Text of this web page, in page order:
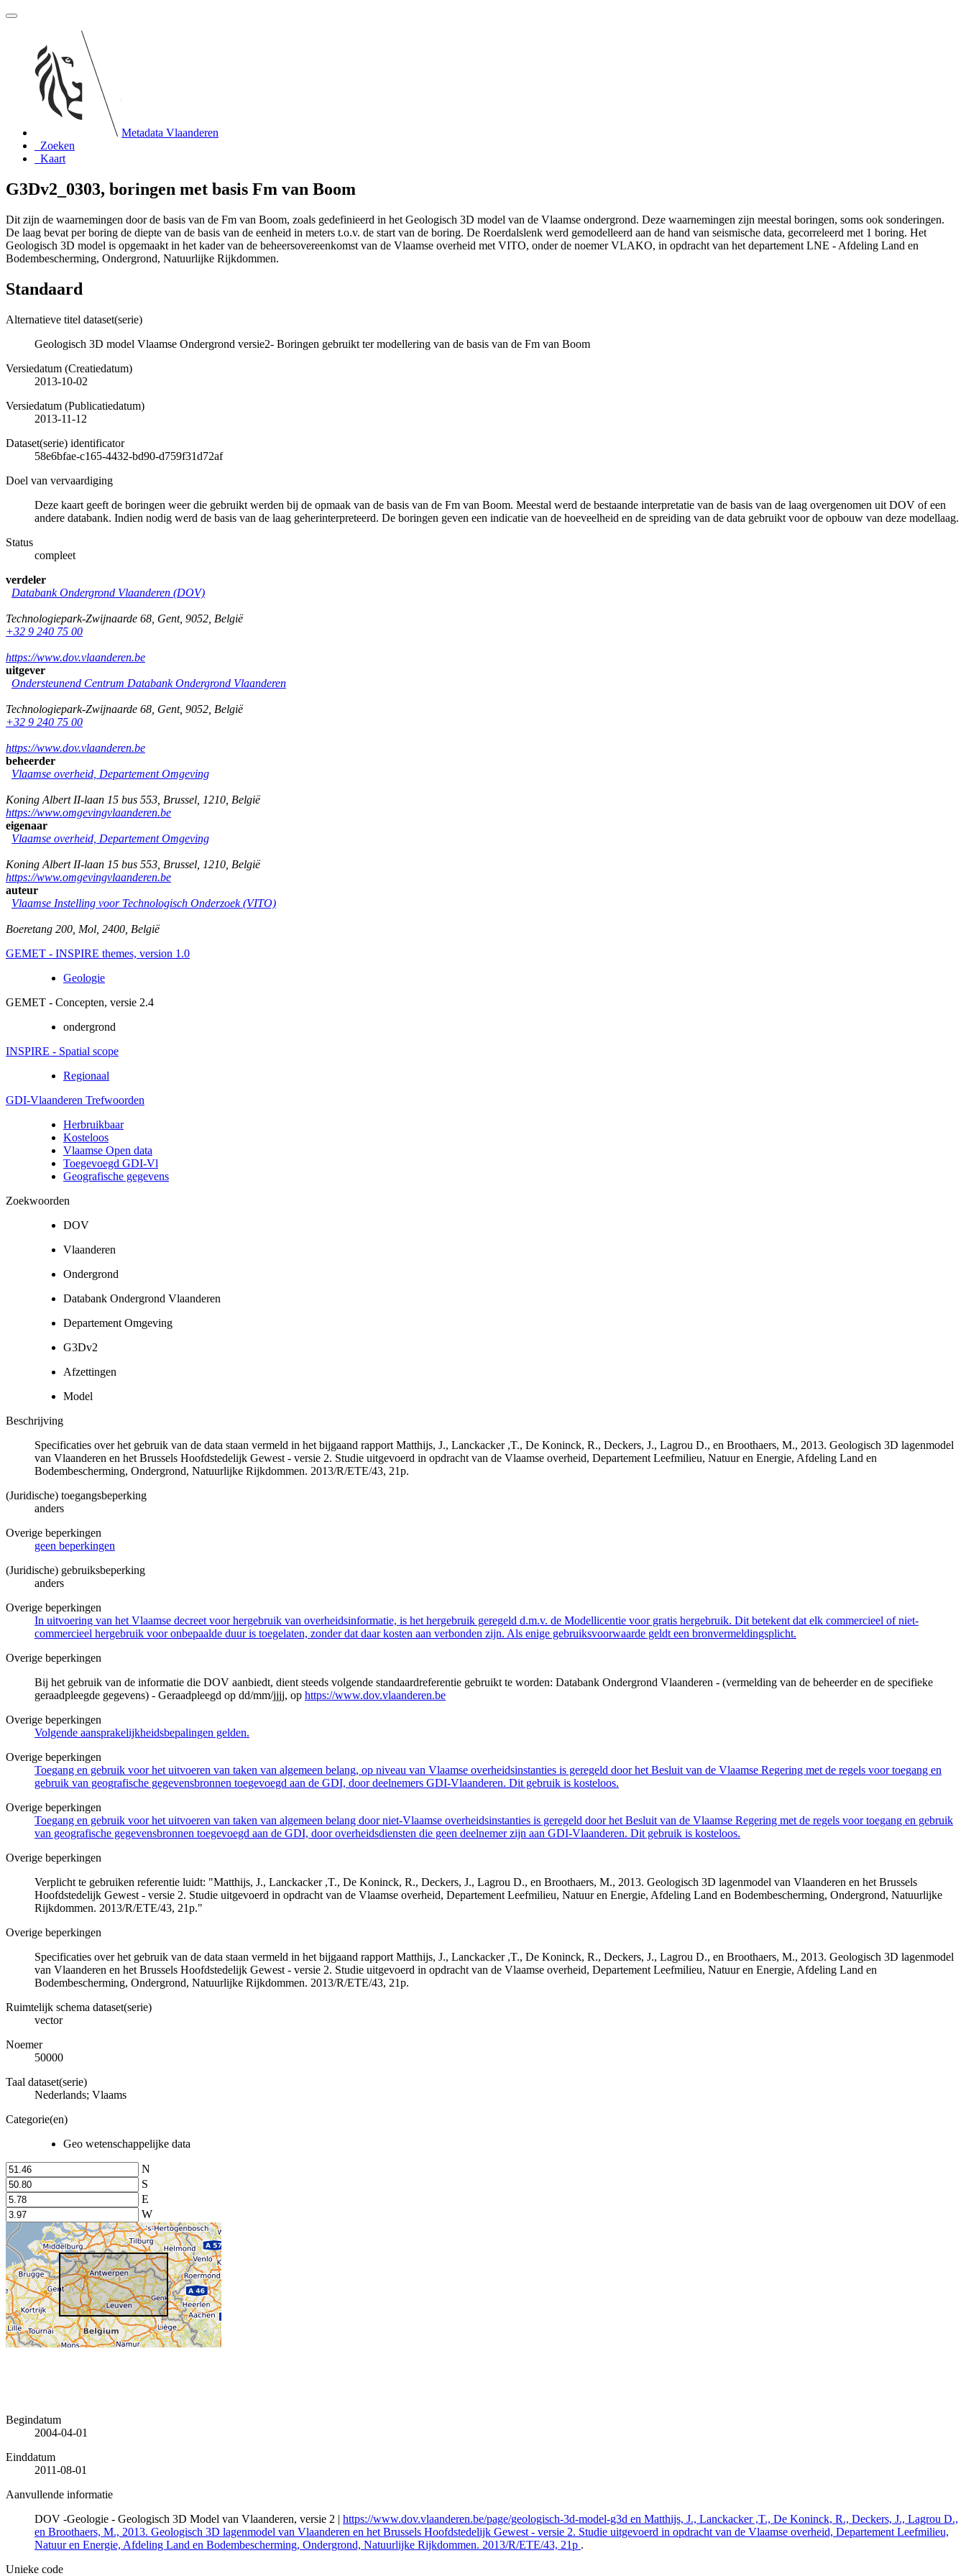
Metadata Vlaanderen
Zoeken
Kaart
G3Dv2_0303, boringen met basis Fm van Boom
Dit zijn de waarnemingen door de basis van de Fm van Boom, zoals gedefinieerd in het Geologisch 3D model van de Vlaamse ondergrond. Deze waarnemingen zijn meestal boringen, soms ook sonderingen.
De laag bevat per boring de diepte van de basis van de eenheid in meters t.o.v. de start van de boring. De Roerdalslenk werd gemodelleerd aan de hand van seismische data, gecorreleerd met 1 boring. Het
Geologisch 3D model is opgemaakt in het kader van de beheersovereenkomst van de Vlaamse overheid met VITO, onder de noemer VLAKO, in opdracht van het departement LNE - Afdeling Land en
Bodembescherming, Ondergrond, Natuurlijke Rijkdommen.
Standaard
Alternatieve titel dataset(serie)
Geologisch 3D model Vlaamse Ondergrond versie2- Boringen gebruikt ter modellering van de basis van de Fm van Boom
Versiedatum (Creatiedatum)
2013-10-02
Versiedatum (Publicatiedatum)
2013-11-12
Dataset(serie) identificator
58e6bfae-c165-4432-bd90-d759f31d72af
Doel van vervaardiging
Deze kaart geeft de boringen weer die gebruikt werden bij de opmaak van de basis van de Fm van Boom. Meestal werd de bestaande interpretatie van de basis van de laag overgenomen uit DOV of een
andere databank. Indien nodig werd de basis van de laag geherinterpreteerd. De boringen geven een indicatie van de hoeveelheid en de spreiding van de data gebruikt voor de opbouw van deze modellaag.
Status
compleet
verdeler
Databank Ondergrond Vlaanderen (DOV)
Technologiepark-Zwijnaarde 68 Gent, 9052 België
+32 9 240 75 00
https://www.dov.vlaanderen.be
uitgever
Ondersteunend Centrum Databank Ondergrond Vlaanderen
Technologiepark-Zwijnaarde 68 Gent, 9052 België
+32 9 240 75 00
https://www.dov.vlaanderen.be
beheerder
Vlaamse overheid, Departement Omgeving
Koning Albert II-laan 15 bus 553 Brussel 1210 België
https://www.omgevingvlaanderen.be
eigenaar
Vlaamse overheid, Departement Omgeving
Koning Albert II-laan 15 bus 553 Brussel 1210 België
https://www.omgevingvlaanderen.be
auteur
Vlaamse Instelling voor Technologisch Onderzoek (VITO)
Boeretang 200 Mol 2400 België
GEMET - INSPIRE themes, version 1.0
Geologie
GEMET - Concepten, versie 2.4
ondergrond
INSPIRE - Spatial scope
Regionaal
GDI-Vlaanderen Trefwoorden
Herbruikbaar
Kosteloos
Vlaamse Open data
Toegevoegd GDI-Vl
Geografische gegevens
Zoekwoorden
DOV
Vlaanderen
Ondergrond
Databank Ondergrond Vlaanderen
Departement Omgeving
G3Dv2
Afzettingen
Model
Beschrijving
Specificaties over het gebruik van de data staan vermeld in het bijgaand rapport Matthijs, J., Lanckacker ,T., De Koninck, R., Deckers, J., Lagrou D., en Broothaers, M., 2013. Geologisch 3D lagenmodel
van Vlaanderen en het Brussels Hoofdstedelijk Gewest - versie 2. Studie uitgevoerd in opdracht van de Vlaamse overheid, Departement Leefmilieu, Natuur en Energie, Afdeling Land en
Bodembescherming, Ondergrond, Natuurlijke Rijkdommen. 2013/R/ETE/43, 21p.
(Juridische) toegangsbeperking
anders
Overige beperkingen
geen beperkingen
(Juridische) gebruiksbeperking
anders
Overige beperkingen
In uitvoering van het Vlaamse decreet voor hergebruik van overheidsinformatie, is het hergebruik geregeld d.m.v. de Modellicentie voor gratis hergebruik. Dit betekent dat elk commercieel of niet-
commercieel hergebruik voor onbepaalde duur is toegelaten, zonder dat daar kosten aan verbonden zijn. Als enige gebruiksvoorwaarde geldt een bronvermeldingsplicht.
Overige beperkingen
Bij het gebruik van de informatie die DOV aanbiedt, dient steeds volgende standaardreferentie gebruikt te worden: Databank Ondergrond Vlaanderen - (vermelding van de beheerder en de specifieke
geraadpleegde gegevens) - Geraadpleegd op dd/mm/jjjj, op https://www.dov.vlaanderen.be
Overige beperkingen
Volgende aansprakelijkheidsbepalingen gelden.
Overige beperkingen
Toegang en gebruik voor het uitvoeren van taken van algemeen belang, op niveau van Vlaamse overheidsinstanties is geregeld door het Besluit van de Vlaamse Regering met de regels voor toegang en
gebruik van geografische gegevensbronnen toegevoegd aan de GDI, door deelnemers GDI-Vlaanderen. Dit gebruik is kosteloos.
Overige beperkingen
Toegang en gebruik voor het uitvoeren van taken van algemeen belang door niet-Vlaamse overheidsinstanties is geregeld door het Besluit van de Vlaamse Regering met de regels voor toegang en gebruik
van geografische gegevensbronnen toegevoegd aan de GDI, door overheidsdiensten die geen deelnemer zijn aan GDI-Vlaanderen. Dit gebruik is kosteloos.
Overige beperkingen
Verplicht te gebruiken referentie luidt: "Matthijs, J., Lanckacker ,T., De Koninck, R., Deckers, J., Lagrou D., en Broothaers, M., 2013. Geologisch 3D lagenmodel van Vlaanderen en het Brussels
Hoofdstedelijk Gewest - versie 2. Studie uitgevoerd in opdracht van de Vlaamse overheid, Departement Leefmilieu, Natuur en Energie, Afdeling Land en Bodembescherming, Ondergrond, Natuurlijke
Rijkdommen. 2013/R/ETE/43, 21p."
Overige beperkingen
Specificaties over het gebruik van de data staan vermeld in het bijgaand rapport Matthijs, J., Lanckacker ,T., De Koninck, R., Deckers, J., Lagrou D., en Broothaers, M., 2013. Geologisch 3D lagenmodel
van Vlaanderen en het Brussels Hoofdstedelijk Gewest - versie 2. Studie uitgevoerd in opdracht van de Vlaamse overheid, Departement Leefmilieu, Natuur en Energie, Afdeling Land en
Bodembescherming, Ondergrond, Natuurlijke Rijkdommen. 2013/R/ETE/43, 21p.
Ruimtelijk schema dataset(serie)
vector
Noemer
50000
Taal dataset(serie)
Nederlands; Vlaams
Categorie(en)
Geo wetenschappelijke data
N
S
E
W
Begindatum
2004-04-01
Einddatum
2011-08-01
Aanvullende informatie
DOV -Geologie - Geologisch 3D Model van Vlaanderen, versie 2 | https://www.dov.vlaanderen.be/page/geologisch-3d-model-g3d en Matthijs, J., Lanckacker ,T., De Koninck, R., Deckers, J., Lagrou D.,
en Broothaers, M., 2013. Geologisch 3D lagenmodel van Vlaanderen en het Brussels Hoofdstedelijk Gewest - versie 2. Studie uitgevoerd in opdracht van de Vlaamse overheid, Departement Leefmilieu,
Natuur en Energie, Afdeling Land en Bodembescherming, Ondergrond, Natuurlijke Rijkdommen. 2013/R/ETE/43, 21p .
Unieke code